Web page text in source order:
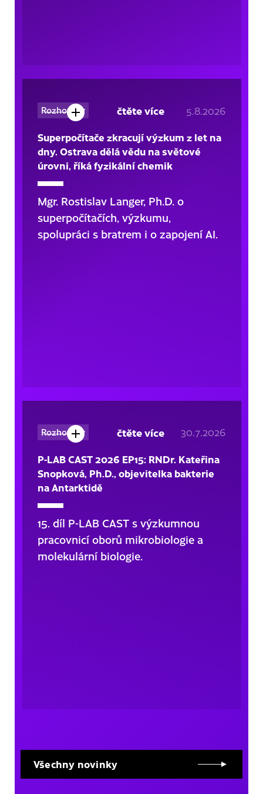
Rozhovory 5.8.2026
Superpočítače zkracují výzkum z let na
dny. Ostrava dělá vědu na světové
úrovni, říká fyzikální chemik
Mgr. Rostislav Langer, Ph.D. o
superpočítačích, výzkumu,
spolupráci s bratrem i o zapojení AI.
čtěte více
Rozhovory 30.7.2026
P-LAB CAST 2026 EP15: RNDr. Kateřina
Snopková, Ph.D., objevitelka bakterie
na Antarktidě
15. díl P-LAB CAST s výzkumnou
pracovnicí oborů mikrobiologie a
molekulární biologie.
čtěte více
Všechny novinky